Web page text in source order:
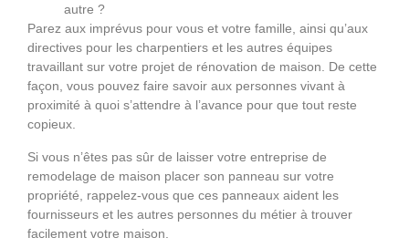
autre ?
Parez aux imprévus pour vous et votre famille, ainsi qu’aux
directives pour les charpentiers et les autres équipes
travaillant sur votre projet de rénovation de maison. De cette
façon, vous pouvez faire savoir aux personnes vivant à
proximité à quoi s’attendre à l’avance pour que tout reste
copieux.
Si vous n’êtes pas sûr de laisser votre entreprise de
remodelage de maison placer son panneau sur votre
propriété, rappelez-vous que ces panneaux aident les
fournisseurs et les autres personnes du métier à trouver
facilement votre maison.